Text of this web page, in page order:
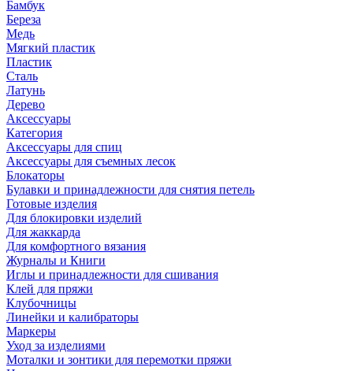
Бамбук
Береза
Медь
Мягкий пластик
Пластик
Сталь
Латунь
Дерево
Аксессуары
Категория
Аксессуары для спиц
Аксессуары для съемных лесок
Блокаторы
Булавки и принадлежности для снятия петель
Готовые изделия
Для блокировки изделий
Для жаккарда
Для комфортного вязания
Журналы и Книги
Иглы и принадлежности для сшивания
Клей для пряжи
Клубочницы
Линейки и калибраторы
Маркеры
Уход за изделиями
Моталки и зонтики для перемотки пряжи